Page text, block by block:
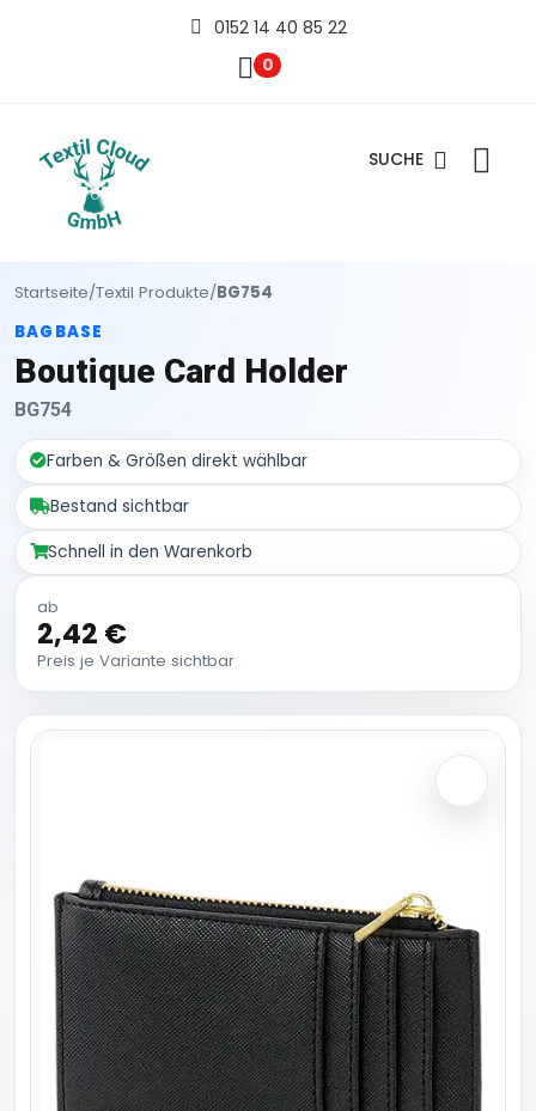
0152 14 40 85 22
0
SUCHE
Startseite/Textil Produkte/BG754
BAGBASE
Boutique Card Holder
BG754
Farben & Größen direkt wählbar
Bestand sichtbar
Schnell in den Warenkorb
ab
2,42 €
Preis je Variante sichtbar